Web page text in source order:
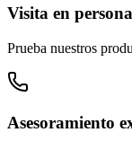
Visita en persona
Prueba nuestros
Asesoramiento